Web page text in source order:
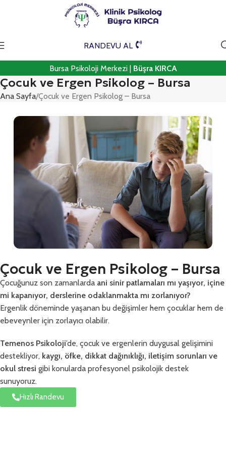
RANDEVU AL
Bursa Psikoloji Merkezi | Büşra KIRCA
Çocuk ve Ergen Psikolog – Bursa
Ana Sayfa Çocuk ve Ergen Psikolog – Bursa
Çocuk ve Ergen Psikolog – Bursa
Çocuğunuz son zamanlarda ani sinir patlamaları mı yaşıyor, içine
mi kapanıyor, derslerine odaklanmakta mı zorlanıyor?
Ergenlik döneminde yaşanan bu değişimler hem çocuklar hem de
ebeveynler için zorlayıcı olabilir.
Temenos Psikoloji’de, çocuk ve ergenlerin duygusal gelişimini
destekliyor, kaygı, öfke, dikkat dağınıklığı, iletişim sorunları ve
okul stresi gibi konularda profesyonel psikolojik destek
sunuyoruz.
Hızlı Randevu